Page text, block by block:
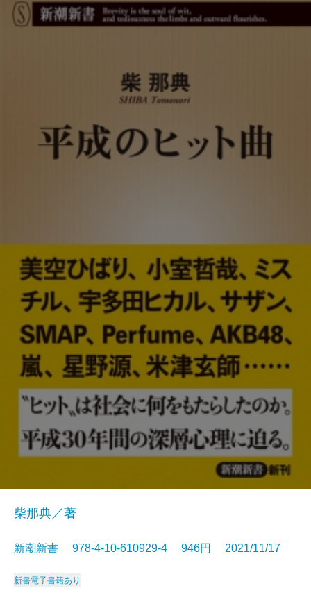
柴那典／著
新潮新書 978-4-10-610929-4 946円 2021/11/17
新書電子書籍あり